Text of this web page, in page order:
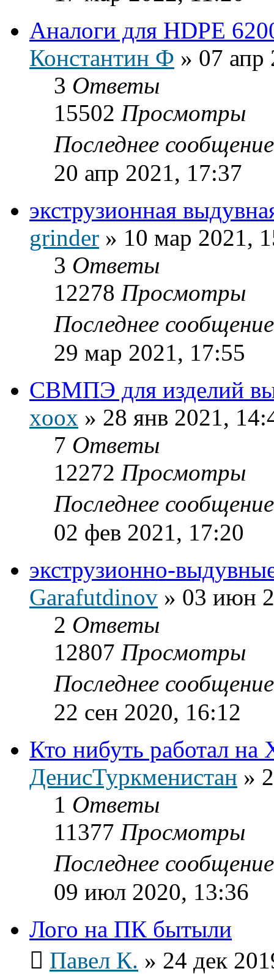
Аналоги для HDPE
Константин Ф » 07 апр
3 Ответы
15502 Просмотры
Последнее
20 апр 2021, 17:37
экструзионная
grinder » 10 мар 2021,
3 Ответы
12278 Просмотры
Последнее
29 мар 2021, 17:55
СВМПЭ для изделий
xoox » 28 янв 2021,
7 Ответы
12272 Просмотры
Последнее
02 фев 2021, 17:20
экструзионно-
Garafutdinov » 03 июн
2 Ответы
12807 Просмотры
Последнее
22 сен 2020, 16:12
Кто нибуть работал на
ДенисТуркменистан »
1 Ответы
11377 Просмотры
Последнее
09 июл 2020, 13:36
Лого на ПК бытыли
Павел К. » 24 дек